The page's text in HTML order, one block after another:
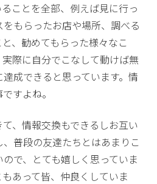
ことを全部、例えば見に行っ
もらったお店や場所、調べる
、勧めてもらった様々なこ
際に自分でこなして動けば無
成できると思っています。情
すよね。
、情報交換もできるしお互い
普段の友達たちとはあまりこ
で、とても嬉しく思っていま
あって皆、仲良くしていま